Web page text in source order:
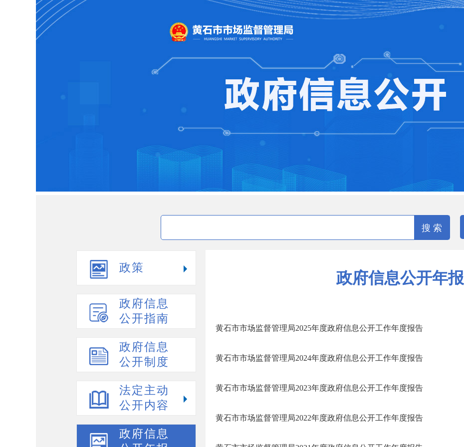
搜 索
政策
政府信息
公开指南
政府信息
公开制度
法定主动
公开内容
政府信息
政府信息公开年报
黄石市市场监督管理局2025年度政府信息公开工作年度报告
黄石市市场监督管理局2024年度政府信息公开工作年度报告
黄石市市场监督管理局2023年度政府信息公开工作年度报告
黄石市市场监督管理局2022年度政府信息公开工作年度报告